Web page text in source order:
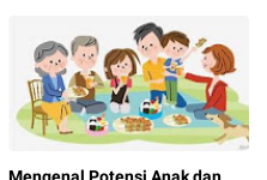
Mengenal Potensi Anak dan